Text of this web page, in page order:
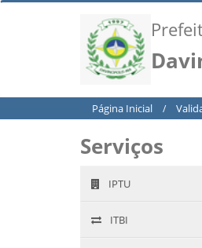
Página Inicial /
Serviços
IPTU
ITBI